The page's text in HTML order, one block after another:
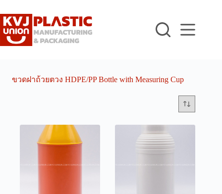
to
content
ขวดฝาถ้วยตวง HDPE/PP Bottle with Measuring Cup